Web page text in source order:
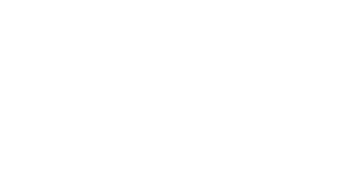
von Herzen:
Genesung zu